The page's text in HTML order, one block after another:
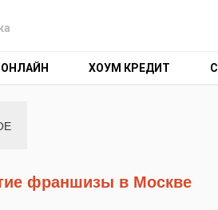
ХОУМ КРЕДИТ
франшизы в Москве